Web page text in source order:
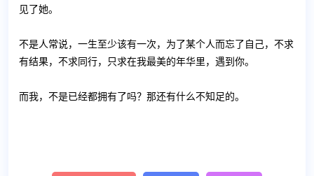
见了她。
不是人常说，一生至少该有一次，为了某个人而忘了自己，不求
有结果，不求同行，只求在我最美的年华里，遇到你。
而我，不是已经都拥有了吗？那还有什么不知足的。